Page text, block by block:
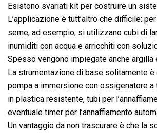
Esistono svariati kit per costruire un
L’applicazione è tutt’altro che difficile:
seme, ad esempio, si utilizzano cubi di
inumiditi con acqua e arricchiti con
Spesso vengono impiegate anche argilla
La strumentazione di base solitamente è
pompa a immersione con ossigenatore a
in plastica resistente, tubi per
eventuale timer per l’annaffiamento
Un vantaggio da non trascurare è che la